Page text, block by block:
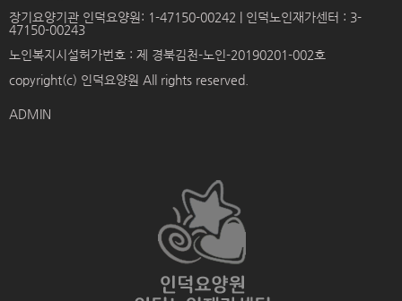
장기요양기관 인덕요양원: 1-47150-00242 | 인덕노인재가센터 : 3-
47150-00243
노인복지시설허가번호 : 제 경북김천-노인-20190201-002호
copyright(c) 인덕요양원 All rights reserved.
ADMIN